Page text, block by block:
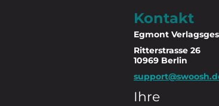
Kontakt
Egmont
Ritterstrasse 26
10969 Berlin
Ihre